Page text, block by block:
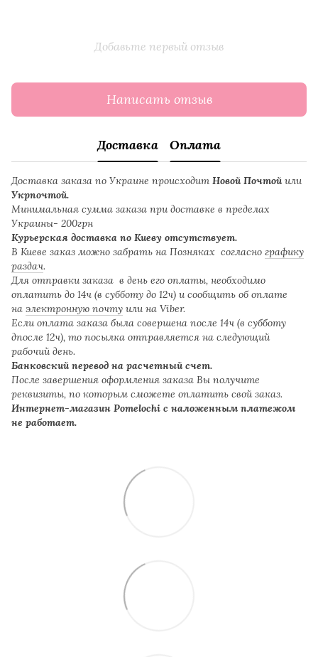
Добавьте первый отзыв
Написать отзыв
Доставка Оплата
Доставка заказа по Украине происходит Новой Почтой или
Укрпочтой.
Минимальная сумма заказа при доставке в пределах
Украины- 200грн
Курьерская доставка по Киеву отсутствует.
В Киеве заказ можно забрать на Позняках согласно графику
раздач.
Для отправки заказа в день его оплаты, необходимо
оплатить до 14ч (в субботу до 12ч) и сообщить об оплате
на электронную почту или на Viber.
Если оплата заказа была совершена после 14ч (в субботу
дпосле 12ч), то посылка отправляется на следующий
рабочий день.
Банковский перевод на расчетный счет.
После завершения оформления заказа Вы получите
реквизиты, по которым сможете оплатить свой заказ.
Интернет-магазин Pomelochi с наложенным платежом
не работает.